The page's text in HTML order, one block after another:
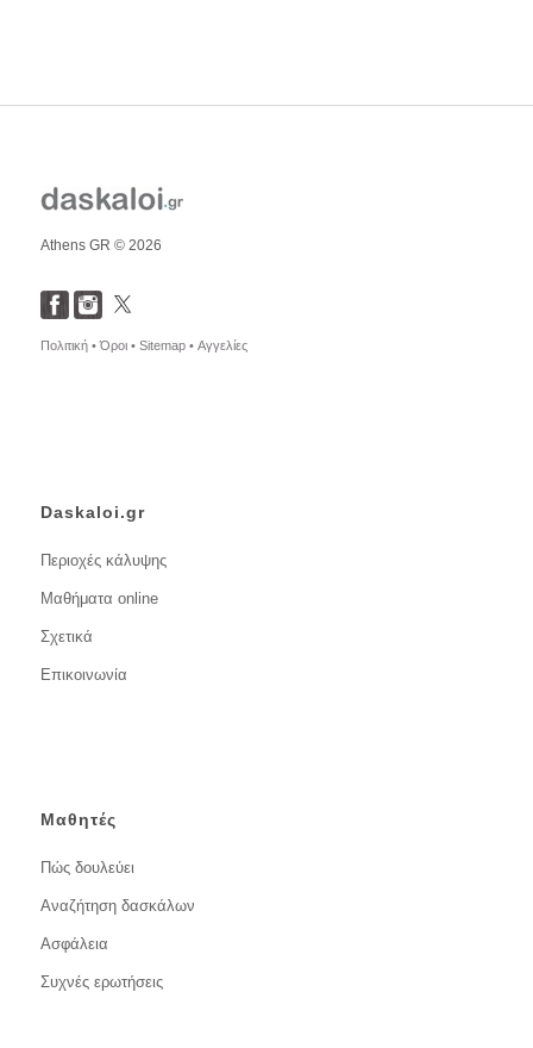
Athens GR © 2026
Πολιτική •Όροι • Sitemap • Αγγελίες
Daskaloi.gr
Περιοχές κάλυψης
Μαθήματα online
Σχετικά
Επικοινωνία
Μαθητές
Πώς δουλεύει
Αναζήτηση δασκάλων
Ασφάλεια
Συχνές ερωτήσεις